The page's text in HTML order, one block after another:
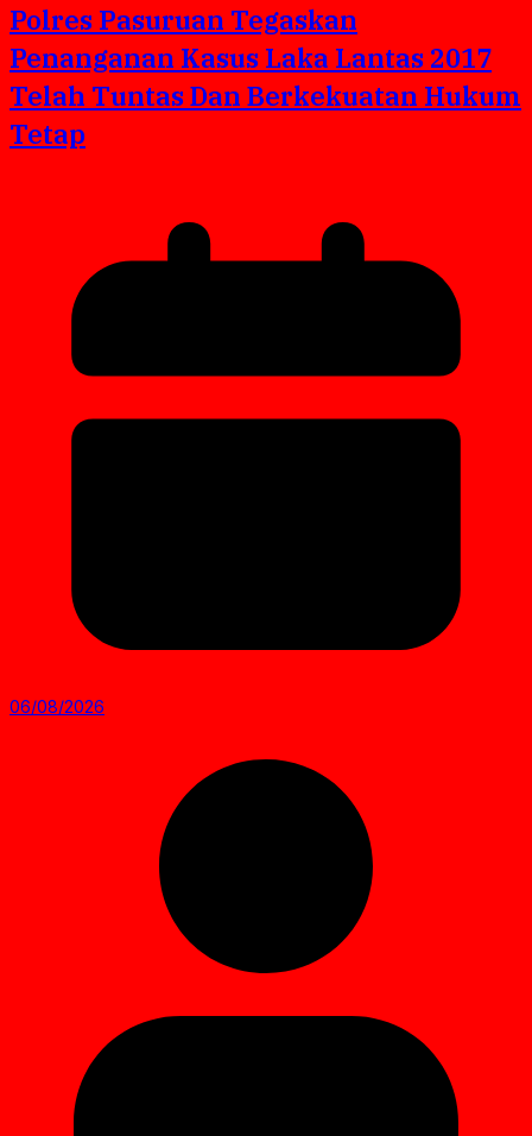
Polres Pasuruan Tegaskan
Penanganan Kasus Laka Lantas 2017
Telah Tuntas Dan Berkekuatan Hukum
Tetap
06/08/2026